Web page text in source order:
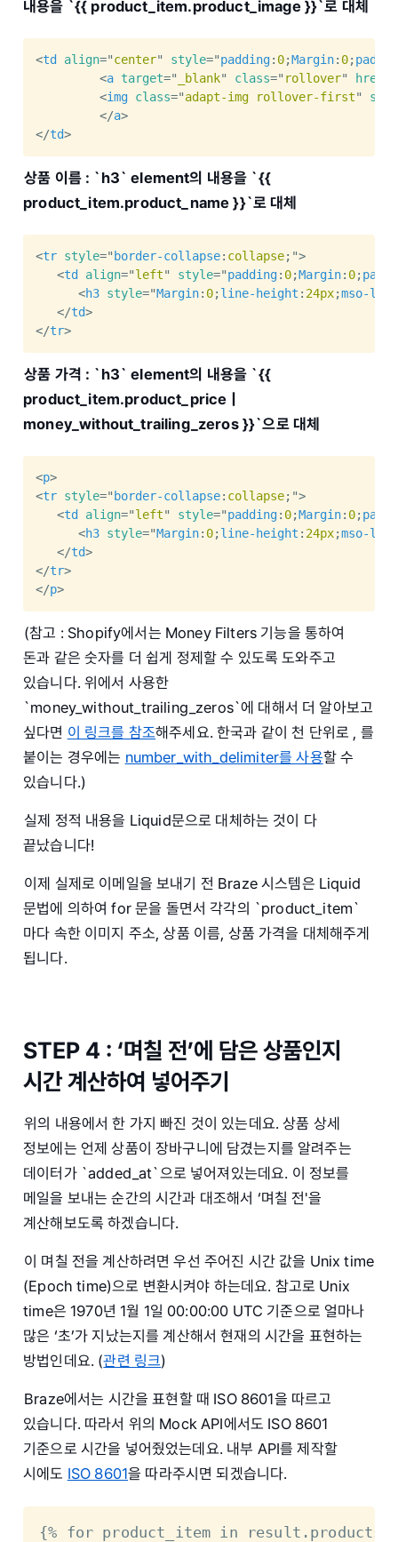
내용을 `{{ product_item.product_image }}`로 대체
<td align="center" style="padding: 0;Margin: 0;
<a target=" _blank" class=" rollover" href
<img class="adapt-img rollover-first" src
</a>
</td>
상품 이름 : `h3` element의 내용을 `{{
product_item.product_name }}`로 대체
<tr style="border-collapse: collapse; ">
<td align="left" style="padding: 0;Margin: 0;
<h3 style="Margin: 0;line-height : 24px;mso-
</td>
</tr>
상품 가격 : `h3` element의 내용을 `{{
product_item.product_price |
money_without_trailing_zeros }}`으로 대체
<p>
<tr style="border-collapse: collapse; ">
<td align="left" style="padding: 0;Margin: 0;
<h3 style="Margin: 0;line-height : 24px;mso-
</td>
</tr>
</p>
(참고 : Shopify에서는 Money Filters 기능을 통하여
돈과 같은 숫자를 더 쉽게 정제할 수 있도록 도와주고
있습니다. 위에서 사용한
`money_without_trailing_zeros`에 대해서 더 알아보고
싶다면 이 링크를 참조해주세요. 한국과 같이 천 단위로 , 를
붙이는 경우에는 number_with_delimiter를 사용할 수
있습니다.)
실제 정적 내용을 Liquid문으로 대체하는 것이 다
끝났습니다!
이제 실제로 이메일을 보내기 전 Braze 시스템은 Liquid
문법에 의하여 for 문을 돌면서 각각의 `product_item`
마다 속한 이미지 주소, 상품 이름, 상품 가격을 대체해주게
됩니다.
STEP 4 : ‘며칠 전’에 담은 상품인지
시간 계산하여 넣어주기
위의 내용에서 한 가지 빠진 것이 있는데요. 상품 상세
정보에는 언제 상품이 장바구니에 담겼는지를 알려주는
데이터가 `added_at`으로 넣어져있는데요. 이 정보를
메일을 보내는 순간의 시간과 대조해서 ‘며칠 전'을
계산해보도록 하겠습니다.
이 며칠 전을 계산하려면 우선 주어진 시간 값을 Unix time
(Epoch time)으로 변환시켜야 하는데요. 참고로 Unix
time은 1970년 1월 1일 00:00:00 UTC 기준으로 얼마나
많은 ‘초’가 지났는지를 계산해서 현재의 시간을 표현하는
방법인데요. (관련 링크)
Braze에서는 시간을 표현할 때 ISO 8601을 따르고
있습니다. 따라서 위의 Mock API에서도 ISO 8601
기준으로 시간을 넣어줬었는데요. 내부 API를 제작할
시에도 ISO 8601을 따라주시면 되겠습니다.
{% for product_item in result.products